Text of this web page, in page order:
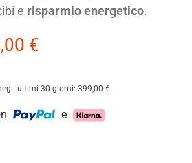
e risparmio energetico.
€
ultimi 30 giorni: 399,00 €
e